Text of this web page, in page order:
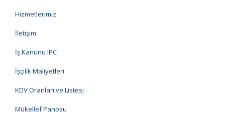
Hizmetlerimiz
İletişim
İş Kanunu IPC
İşçilik Maliyetleri
KDV Oranları ve Listesi
Mükellef Panosu